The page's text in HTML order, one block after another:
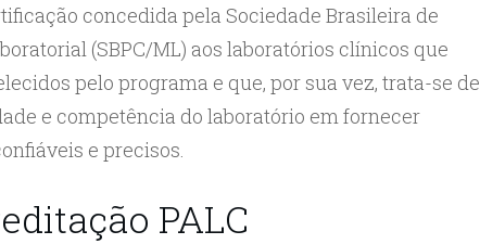
concedida pela Sociedade Brasileira de
(SBPC/ML) aos laboratórios clínicos que
pelo programa e que, por sua vez, trata-se de
e competência do laboratório em fornecer
e precisos.
PALC